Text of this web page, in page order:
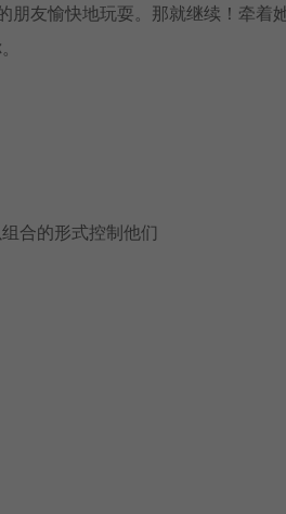
友愉快地玩耍。那就继续！牵着
合的形式控制他们